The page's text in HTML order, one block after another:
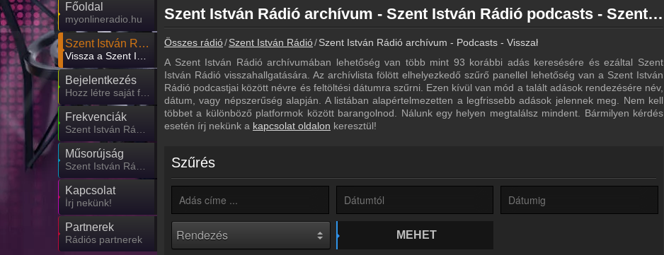
Főoldal
myonlineradio.hu
Szent István Rádió
Bejelentkezés
Frekvenciák
Műsorújság
Kapcsolat
Írj nekünk!
Partnerek
Rádiós partnerek
Szent István Rádió archívum - Szent István Rádió podcasts - Szent István Rádió visszahallgatás
Összes rádió Szent István Rádió Szent István Rádió archívum - Podcasts - Visszahallgatás
A Szent István Rádió archívumában lehetőség van több mint 93 korábbi adás keresésére és ezáltal Szent
István Rádió visszahallgatására. Az archívlista fölött elhelyezkedő szűrő panellel lehetőség van a Szent István
Rádió podcastjai között névre és feltöltési dátumra szűrni. Ezen kívül van mód a talált adások rendezésére név,
dátum, vagy népszerűség alapján. A listában alapértelmezetten a legfrissebb adások jelennek meg. Nem kell
többet a különböző platformok között barangolnod. Nálunk egy helyen megtalálsz mindent. Bármilyen kérdés
esetén írj nekünk a kapcsolat oldalon keresztül!
Szűrés
MEHET